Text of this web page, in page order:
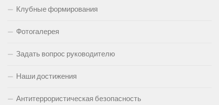
Клубные формирования
Фотогалерея
Задать вопрос руководителю
Наши достижения
Антитеррористическая безопасность